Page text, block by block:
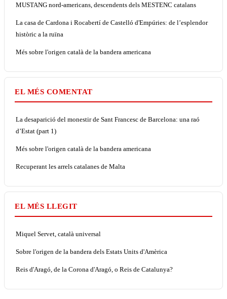
MUSTANG nord-americans, descendents dels MESTENC catalans
La casa de Cardona i Rocabertí de Castelló d'Empúries: de l’esplendor
històric a la ruïna
Més sobre l'origen català de la bandera americana
EL MÉS COMENTAT
La desaparició del monestir de Sant Francesc de Barcelona: una raó
d’Estat (part 1)
Més sobre l'origen català de la bandera americana
Recuperant les arrels catalanes de Malta
EL MÉS LLEGIT
Miquel Servet, català universal
Sobre l'origen de la bandera dels Estats Units d'Amèrica
Reis d'Aragó, de la Corona d'Aragó, o Reis de Catalunya?